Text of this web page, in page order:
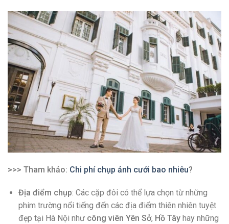
>>> Tham khảo: Chi phí chụp ảnh cưới bao nhiêu?
Địa điểm chụp: Các cặp đôi có thể lựa chọn từ những
phim trường nổi tiếng đến các địa điểm thiên nhiên tuyệt
đẹp tại Hà Nội như công viên Yên Sở, Hồ Tâyhay những